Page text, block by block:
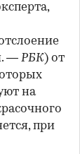
— РБК) от
на
при